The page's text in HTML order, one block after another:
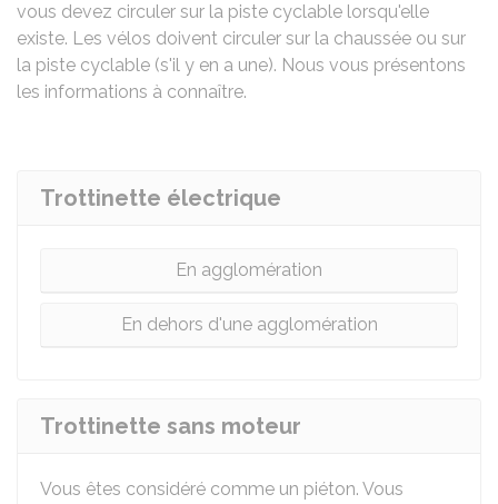
vous devez circuler sur la piste cyclable lorsqu'elle
existe. Les vélos doivent circuler sur la chaussée ou sur
la piste cyclable (s'il y en a une). Nous vous présentons
les informations à connaître.
Trottinette électrique
En agglomération
En dehors d'une agglomération
Trottinette sans moteur
Vous êtes considéré comme un piéton. Vous